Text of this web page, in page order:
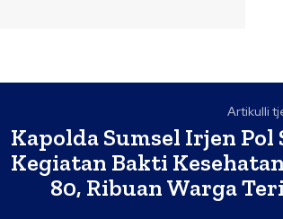
Artikulli
Kapolda Sumsel Irjen
Kegiatan Bakti
80, Ribuan Warga